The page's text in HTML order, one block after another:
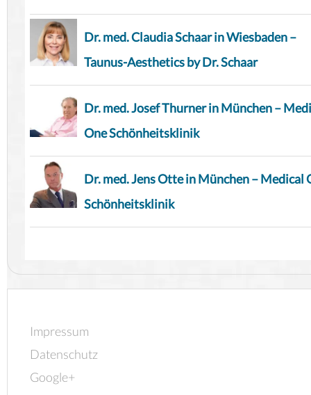
Dr. med. Claudia Schaar in Wiesbaden –
Taunus-Aesthetics by Dr. Schaar
Dr. med. Josef Thurner in München –
One Schönheitsklinik
Dr. med. Jens Otte in München – Medical
Schönheitsklinik
Impressum
Datenschutz
Google+